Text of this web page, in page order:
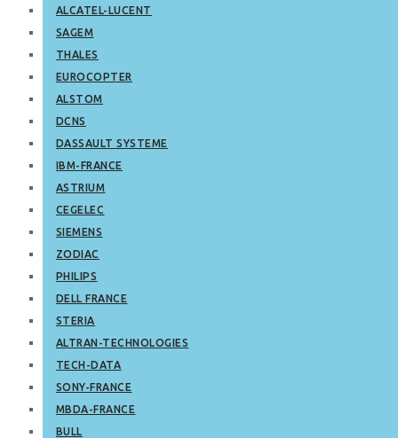
ALCATEL-LUCENT
SAGEM
THALES
EUROCOPTER
ALSTOM
DCNS
DASSAULT SYSTEME
IBM-FRANCE
ASTRIUM
CEGELEC
SIEMENS
ZODIAC
PHILIPS
DELL FRANCE
STERIA
ALTRAN-TECHNOLOGIES
TECH-DATA
SONY-FRANCE
MBDA-FRANCE
BULL